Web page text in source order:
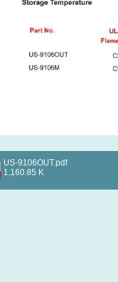
US-9106OUT.pdf
1,160.85 K